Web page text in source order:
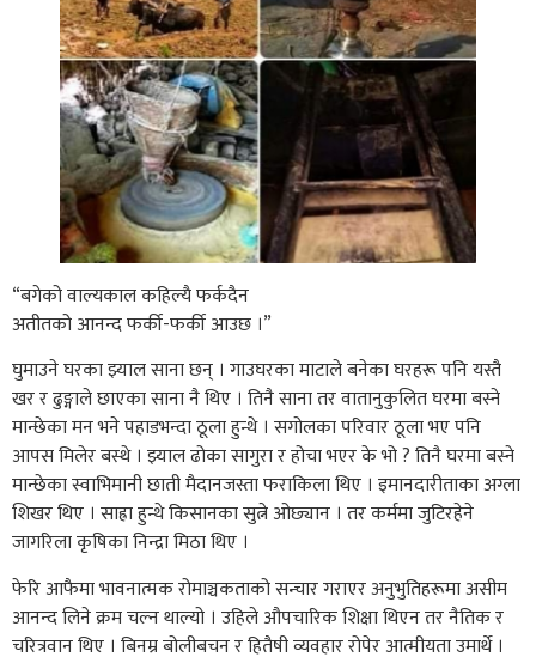
“बगेको वाल्यकाल कहिल्यै फर्कदैन
अतीतको आनन्द फर्की-फर्की आउछ ।”
घुमाउने घरका झ्याल साना छन् । गाउघरका माटाले बनेका घरहरू पनि यस्तै
खर र ढुङ्गाले छाएका साना नै थिए । तिनै साना तर वातानुकुलित घरमा बस्ने
मान्छेका मन भने पहाडभन्दा ठूला हुन्थे । सगोलका परिवार ठूला भए पनि
आपस मिलेर बस्थे । झ्याल ढोका सागुरा र होचा भएर के भो ? तिनै घरमा बस्ने
मान्छेका स्वाभिमानी छाती मैदानजस्ता फराकिला थिए । इमानदारीताका अग्ला
शिखर थिए । साह्रा हुन्थे किसानका सुत्ने ओछ्यान । तर कर्ममा जुटिरहेने
जागरिला कृषिका निन्द्रा मिठा थिए ।
फेरि आफैमा भावनात्मक रोमाञ्चकताको सन्चार गराएर अनुभुतिहरूमा असीम
आनन्द लिने क्रम चल्न थाल्यो । उहिले औपचारिक शिक्षा थिएन तर नैतिक र
चरित्रवान थिए । बिनम्र बोलीबचन र हितैषी व्यवहार रोपेर आत्मीयता उमार्थे ।